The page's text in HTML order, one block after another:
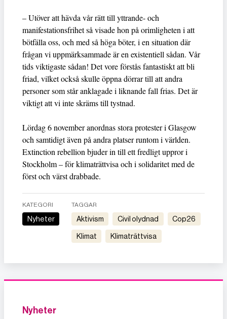
– Utöver att hävda vår rätt till yttrande- och
manifestationsfrihet så visade hon på orimligheten i att
bötfälla oss, och med så höga böter, i en situation där
frågan vi uppmärksammade är en existentiell sådan. Vår
tids viktigaste sådan! Det vore förstås fantastiskt att bli
friad, vilket också skulle öppna dörrar till att andra
personer som står anklagade i liknande fall frias. Det är
viktigt att vi inte skräms till tystnad.
Lördag 6 november anordnas stora protester i Glasgow
och samtidigt även på andra platser runtom i världen.
Extinction rebellion bjuder in till ett fredligt uppror i
Stockholm – för klimaträttvisa och i solidaritet med de
först och värst drabbade.
KATEGORI
Nyheter
TAGGAR
aktivism civil olydnad Cop26
klimat klimaträttvisa
Nyheter